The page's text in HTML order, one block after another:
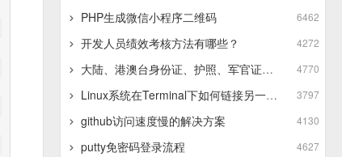
6462
PHP生成微信小程序二维码
4272
开发人员绩效考核方法有哪些？
4770
大陆、港澳台身份证、护照、军官证的正则表达式
3797
Linux系统在Terminal下如何链接另一个Linux系统
4130
github访问速度慢的解决方案
4627
putty免密码登录流程